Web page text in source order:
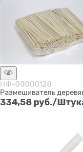
НФ-00000128
Размешиватель
334,58 руб./